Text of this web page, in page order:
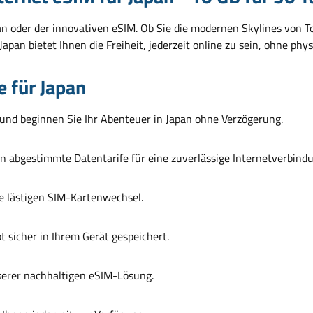
oder der innovativen eSIM. Ob Sie die modernen Skylines
bietet Ihnen die Freiheit, jederzeit online zu sein, ohne
für Japan
beginnen Sie Ihr Abenteuer in Japan ohne Verzögerung.
abgestimmte Datentarife für eine zuverlässige
SIM-Kartenwechsel.
sicher in Ihrem Gerät gespeichert.
nachhaltigen eSIM-Lösung.